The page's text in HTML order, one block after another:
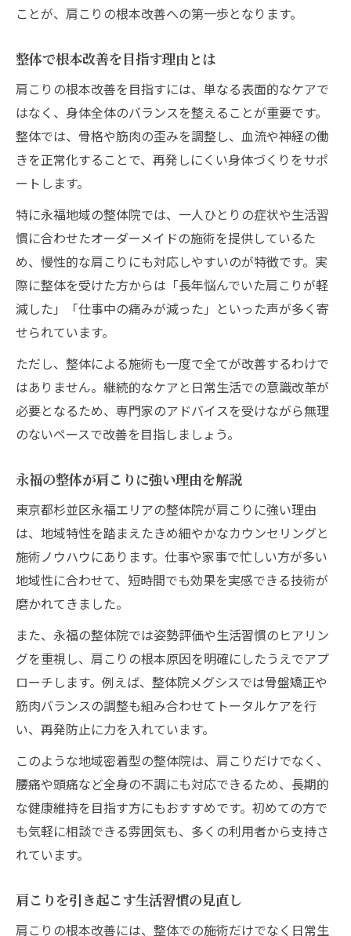
ことが、肩こりの根本改善への第一歩となります。
整体で根本改善を目指す理由とは
肩こりの根本改善を目指すには、単なる表面的なケアで
はなく、身体全体のバランスを整えることが重要です。
整体では、骨格や筋肉の歪みを調整し、血流や神経の働
きを正常化することで、再発しにくい身体づくりをサポ
ートします。
特に永福地域の整体院では、一人ひとりの症状や生活習
慣に合わせたオーダーメイドの施術を提供しているた
め、慢性的な肩こりにも対応しやすいのが特徴です。実
際に整体を受けた方からは「長年悩んでいた肩こりが軽
減した」「仕事中の痛みが減った」といった声が多く寄
せられています。
ただし、整体による施術も一度で全てが改善するわけで
はありません。継続的なケアと日常生活での意識改革が
必要となるため、専門家のアドバイスを受けながら無理
のないペースで改善を目指しましょう。
永福の整体が肩こりに強い理由を解説
東京都杉並区永福エリアの整体院が肩こりに強い理由
は、地域特性を踏まえたきめ細やかなカウンセリングと
施術ノウハウにあります。仕事や家事で忙しい方が多い
地域性に合わせて、短時間でも効果を実感できる技術が
磨かれてきました。
また、永福の整体院では姿勢評価や生活習慣のヒアリン
グを重視し、肩こりの根本原因を明確にしたうえでアプ
ローチします。例えば、整体院メグシスでは骨盤矯正や
筋肉バランスの調整も組み合わせてトータルケアを行
い、再発防止に力を入れています。
このような地域密着型の整体院は、肩こりだけでなく、
腰痛や頭痛など全身の不調にも対応できるため、長期的
な健康維持を目指す方にもおすすめです。初めての方で
も気軽に相談できる雰囲気も、多くの利用者から支持さ
れています。
肩こりを引き起こす生活習慣の見直し
肩こりの根本改善には、整体での施術だけでなく日常生